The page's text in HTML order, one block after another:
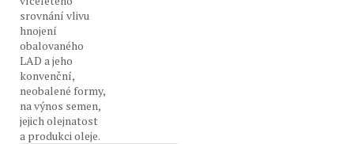
srovnání vlivu
hnojení
obalovaného
LAD a jeho
konvenční,
neobalené formy,
na výnos semen,
jejich olejnatost
a produkci oleje.